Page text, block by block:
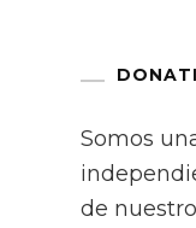
Somos
de